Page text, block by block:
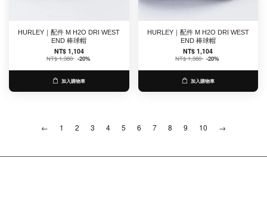
HURLEY｜配件 M H2O DRI WEST
END 棒球帽
NT$ 1,104
NT$ 1,380 -20%
加入購物車
HURLEY｜配件 M H2O DRI WEST
END 棒球帽
NT$ 1,104
NT$ 1,380 -20%
加入購物車
← 1 2 3 4 5 6 7 8 9 10 →